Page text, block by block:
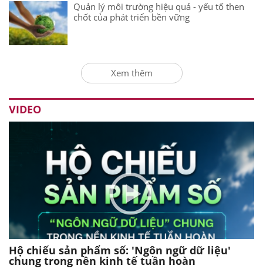
Quản lý môi trường hiệu quả - yếu tố then
chốt của phát triển bền vững
Xem thêm
VIDEO
Hộ chiếu sản phẩm số: 'Ngôn ngữ dữ liệu'
chung trong nền kinh tế tuần hoàn